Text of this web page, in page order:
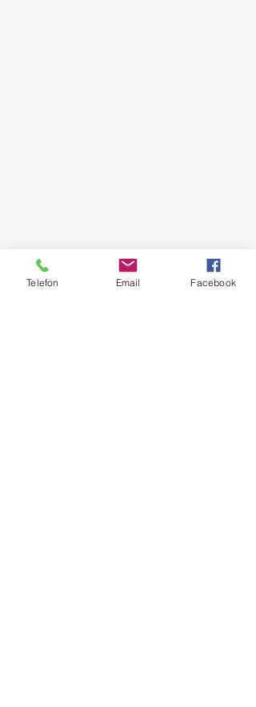
Telefon Email Facebook